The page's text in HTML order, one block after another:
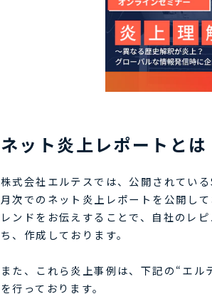
ネット炎上レポートとは
株式会社エルテスでは、公開されてい
月次でのネット炎上レポートを公開し
レンドをお伝えすることで、自社のレ
ち、作成しております。
また、これら炎上事例は、下記の“エ
を行っております。